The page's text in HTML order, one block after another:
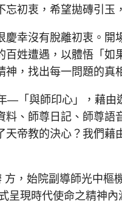
初衷，希望拋磚引玉
幸沒有脫離初衷。開
百姓遭遇，以體悟「
，找出每一問題的真
與師印心」，藉由
料、師尊日記、師尊
天帝教的決心？我們
，始院副導師光中樞
呈現時代使命之精神